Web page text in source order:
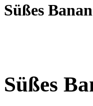
Süßes
Süßes